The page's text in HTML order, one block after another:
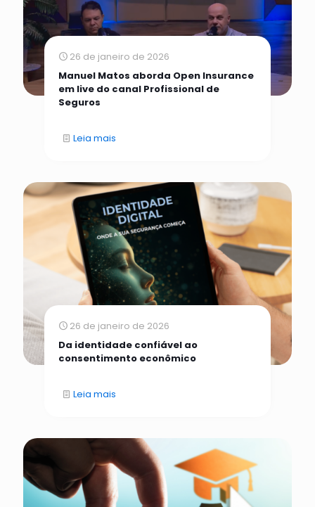
26 de janeiro de 2026
Manuel Matos aborda Open Insurance
em live do canal Profissional de
Seguros
Leia mais
26 de janeiro de 2026
Da identidade confiável ao
consentimento econômico
Leia mais